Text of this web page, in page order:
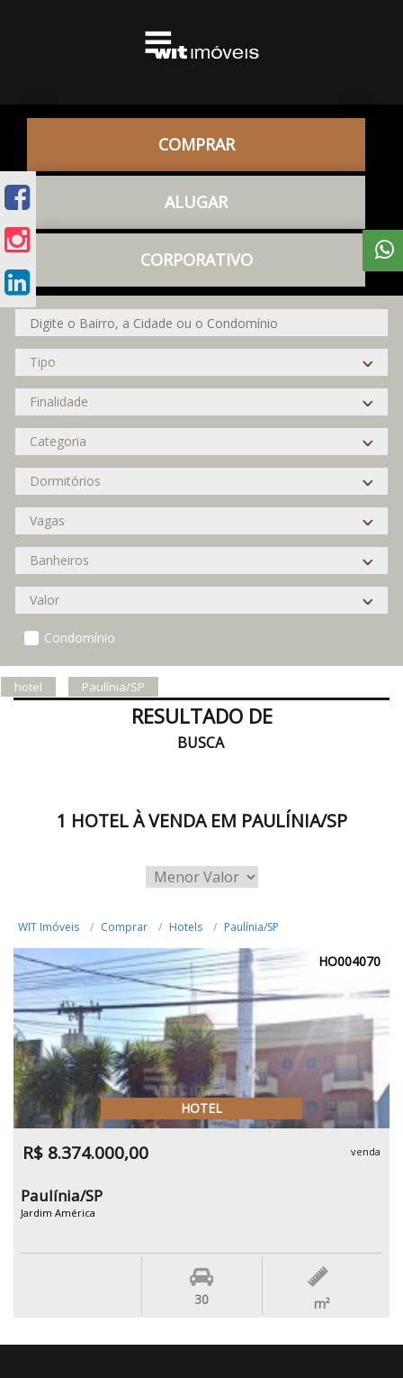
COMPRAR
ALUGAR
CORPORATIVO
Condomínio
hotel Paulínia/SP
RESULTADO DE
BUSCA
1 HOTEL À VENDA EM PAULÍNIA/SP
WIT Imóveis Comprar Hotels Paulínia/SP
HO004070
HOTEL
R$ 8.374.000,00 venda
Paulínia/SP
Jardim América
30 m²